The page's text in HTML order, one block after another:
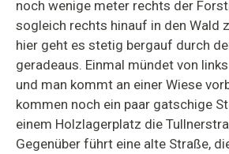
noch wenige meter rechts der
sogleich rechts hinauf in den Wald
hier geht es stetig bergauf durch
geradeaus. Einmal mündet von
und man kommt an einer Wiese
kommen noch ein paar gatschige
einem Holzlagerplatz die
Gegenüber führt eine alte Straße,